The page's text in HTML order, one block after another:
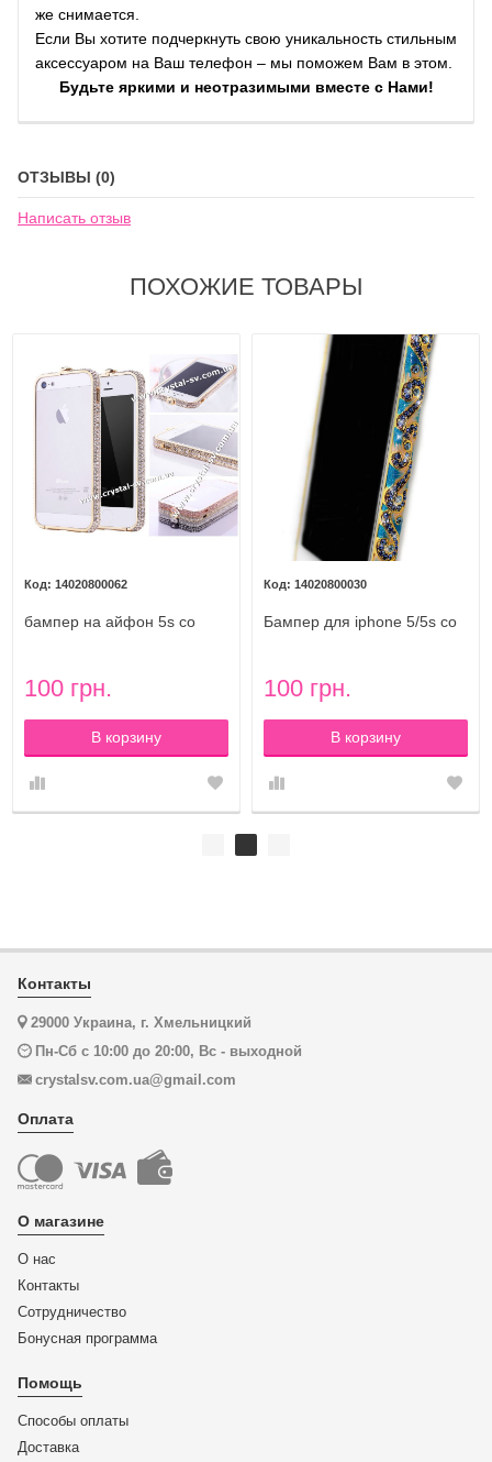
же снимается.
Если Вы хотите подчеркнуть свою уникальность стильным
аксессуаром на Ваш телефон – мы поможем Вам в этом.
Будьте яркими и неотразимыми вместе с Нами!
ОТЗЫВЫ (0)
Написать отзыв
ПОХОЖИЕ ТОВАРЫ
14020800062
бампер на айфон 5s со
100 грн.
В корзину
14020800030
Бампер для iphone 5/5s со
100 грн.
В корзину
Контакты
29000 Украина, г. Хмельницкий
Пн-Сб с 10:00 до 20:00, Вс - выходной
crystalsv.com.ua@gmail.com
Оплата
О магазине
О нас
Контакты
Сотрудничество
Бонусная программа
Помощь
Способы оплаты
Доставка